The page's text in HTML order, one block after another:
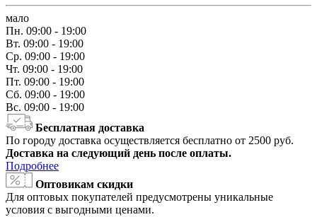
мало
Пн. 09:00 - 19:00
Вт. 09:00 - 19:00
Ср. 09:00 - 19:00
Чт. 09:00 - 19:00
Пт. 09:00 - 19:00
Сб. 09:00 - 19:00
Вс. 09:00 - 19:00
Бесплатная доставка
По городу доставка осуществляется бесплатно от 2500 руб.
Доставка на следующий день после оплаты.
Подробнее
Оптовикам скидки
Для оптовых покупателей предусмотрены уникальные
условия с выгодными ценами.